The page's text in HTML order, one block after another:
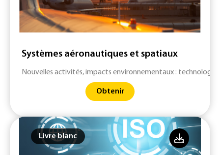
Systèmes aéronautiques et spatiaux
Nouvelles activités, impacts environnementaux :
Obtenir
Livre blanc